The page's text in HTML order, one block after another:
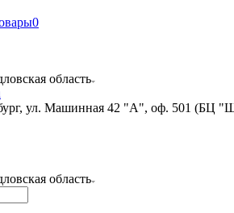
0
область
ул. Машинная 42 "А", оф. 501 (БЦ
область